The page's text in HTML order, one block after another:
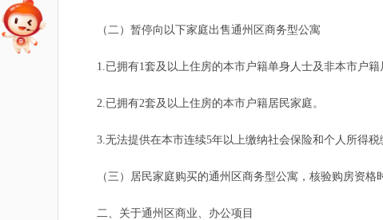
（二）暂停向以下家庭出售通州区商务型公寓
1.已拥有1套及以上住房的本市户籍单身人士及非本市户籍
2.已拥有2套及以上住房的本市户籍居民家庭。
3.无法提供在本市连续5年以上缴纳社会保险和个人所得税
（三）居民家庭购买的通州区商务型公寓，核验购房资格
二、关于通州区商业、办公项目